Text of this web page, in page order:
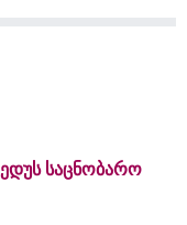
ედუს საცნობარო